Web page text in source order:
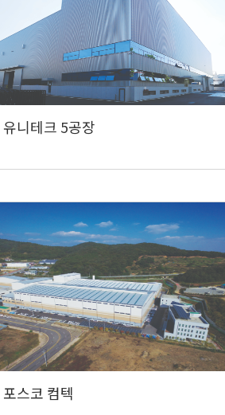
니테크 5공장
스코 컴텍